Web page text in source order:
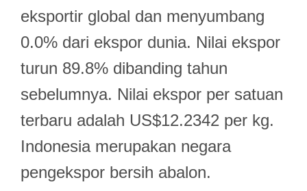
eksportir global dan menyumbang
0.0% dari ekspor dunia. Nilai ekspor
turun 89.8% dibanding tahun
sebelumnya. Nilai ekspor per satuan
terbaru adalah US$12.2342 per kg.
Indonesia merupakan negara
pengekspor bersih abalon.